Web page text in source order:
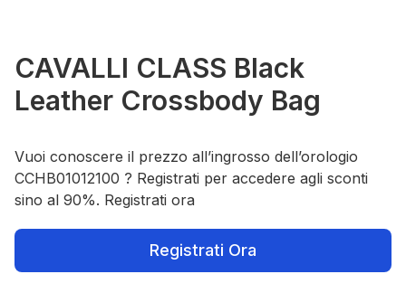
CAVALLI CLASS Black
Leather Crossbody Bag
Vuoi conoscere il prezzo all’ingrosso dell’orologio
CCHB01012100 ? Registrati per accedere agli sconti
sino al 90%. Registrati ora
Registrati Ora